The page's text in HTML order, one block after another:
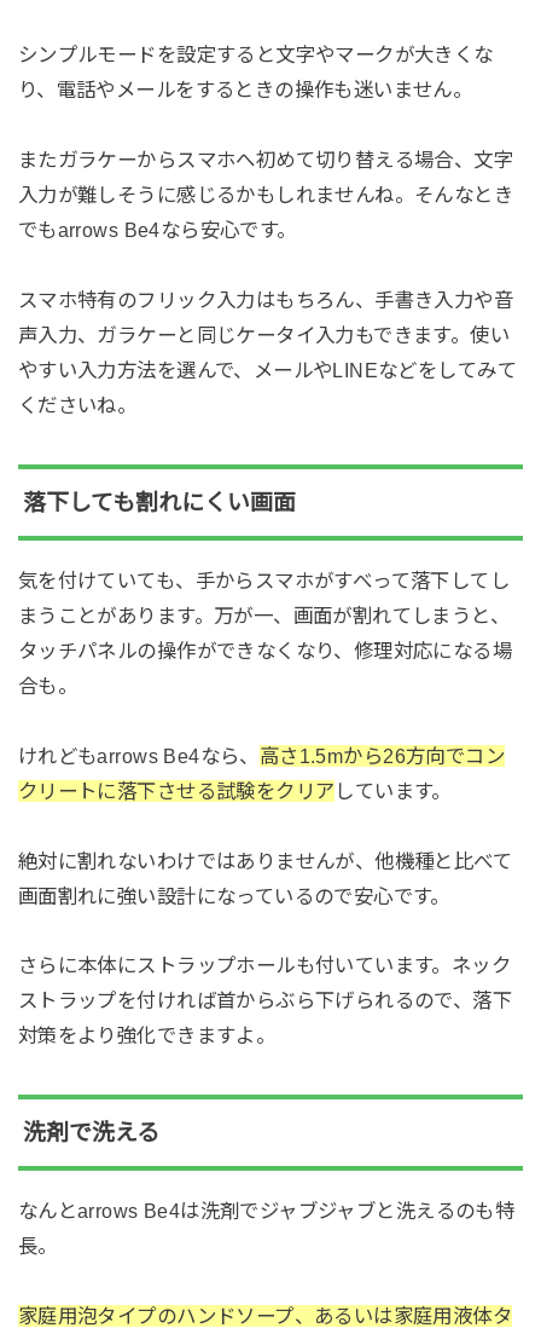
シンプルモードを設定すると文字やマークが大きくな
り、電話やメールをするときの操作も迷いません。
またガラケーからスマホへ初めて切り替える場合、文字
入力が難しそうに感じるかもしれませんね。そんなとき
でもarrows Be4なら安心です。
スマホ特有のフリック入力はもちろん、手書き入力や音
声入力、ガラケーと同じケータイ入力もできます。使い
やすい入力方法を選んで、メールやLINEなどをしてみて
くださいね。
落下しても割れにくい画面
気を付けていても、手からスマホがすべって落下してし
まうことがあります。万が一、画面が割れてしまうと、
タッチパネルの操作ができなくなり、修理対応になる場
合も。
けれどもarrows Be4なら、 高さ1.5mから26方向でコン
クリートに落下させる試験をクリア しています。
絶対に割れないわけではありませんが、他機種と比べて
画面割れに強い設計になっているので安心です。
さらに本体にストラップホールも付いています。ネック
ストラップを付ければ首からぶら下げられるので、落下
対策をより強化できますよ。
洗剤で洗える
なんとarrows Be4は洗剤でジャブジャブと洗えるのも特
長。
家庭用泡タイプのハンドソープ、あるいは家庭用液体タ